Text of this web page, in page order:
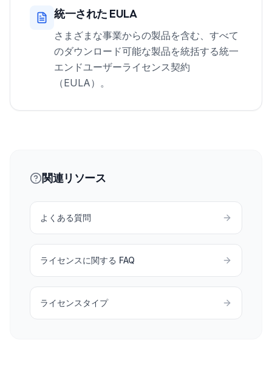
統一された EULA
さまざまな事業からの製品を含む、すべて
のダウンロード可能な製品を統括する統一
エンドユーザーライセンス契約
（EULA）。
関連リソース
よくある質問
ライセンスに関する FAQ
ライセンスタイプ